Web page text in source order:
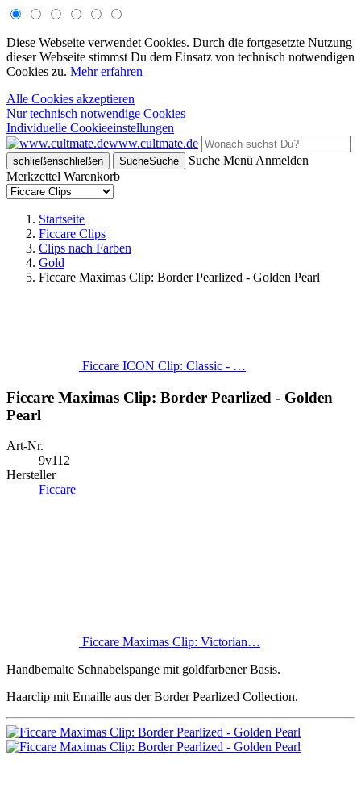
Diese Webseite verwendet Cookies. Durch die fortgesetzte Nutzung
dieser Webseite stimmst Du dem Einsatz von technisch notwendigen
Cookies zu. Mehr erfahren
Alle Cookies akzeptieren
Nur technisch notwendige Cookies
Individuelle Cookieeinstellungen
www.cultmate.de
schließenschließen SucheSuche Suche Menü Anmelden
Merkzettel Warenkorb
Startseite
Ficcare Clips
Clips nach Farben
Gold
Ficcare Maximas Clip: Border Pearlized - Golden Pearl
Ficcare ICON Clip: Classic - …
Ficcare Maximas Clip: Border Pearlized - Golden
Pearl
Art-Nr.
9v112
Hersteller
Ficcare
Ficcare Maximas Clip: Victorian…
Handbemalte Schnabelspange mit goldfarbener Basis.
Haarclip mit Emaille aus der Border Pearlized Collection.